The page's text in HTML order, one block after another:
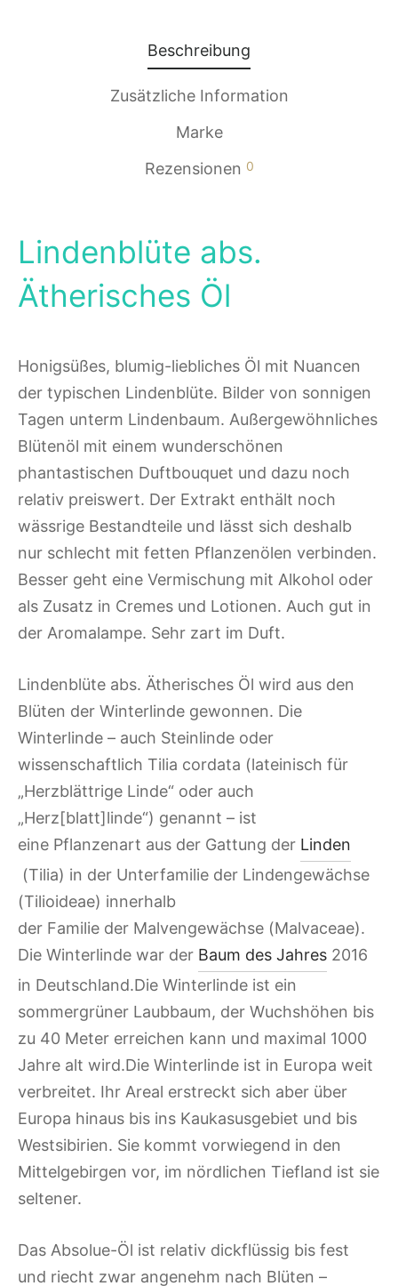
Beschreibung
Zusätzliche Information
Marke
Rezensionen 0
Lindenblüte abs.
Ätherisches Öl
Honigsüßes, blumig-liebliches Öl mit Nuancen
der typischen Lindenblüte. Bilder von sonnigen
Tagen unterm Lindenbaum. Außergewöhnliches
Blütenöl mit einem wunderschönen
phantastischen Duftbouquet und dazu noch
relativ preiswert. Der Extrakt enthält noch
wässrige Bestandteile und lässt sich deshalb
nur schlecht mit fetten Pflanzenölen verbinden.
Besser geht eine Vermischung mit Alkohol oder
als Zusatz in Cremes und Lotionen. Auch gut in
der Aromalampe. Sehr zart im Duft.
Lindenblüte abs. Ätherisches Öl wird aus den
Blüten der Winterlinde gewonnen. Die
Winterlinde – auch Steinlinde oder
wissenschaftlich Tilia cordata (lateinisch für
„Herzblättrige Linde“ oder auch
„Herz[blatt]linde“) genannt – ist
eine Pflanzenart aus der Gattung der Linden
(Tilia) in der Unterfamilie der Lindengewächse
(Tilioideae) innerhalb
der Familie der Malvengewächse (Malvaceae).
Die Winterlinde war der Baum des Jahres 2016
in Deutschland.Die Winterlinde ist ein
sommergrüner Laubbaum, der Wuchshöhen bis
zu 40 Meter erreichen kann und maximal 1000
Jahre alt wird.Die Winterlinde ist in Europa weit
verbreitet. Ihr Areal erstreckt sich aber über
Europa hinaus bis ins Kaukasusgebiet und bis
Westsibirien. Sie kommt vorwiegend in den
Mittelgebirgen vor, im nördlichen Tiefland ist sie
seltener.
Das Absolue-Öl ist relativ dickflüssig bis fest
und riecht zwar angenehm nach Blüten –